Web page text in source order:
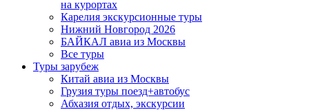
на курортах
Карелия экскурсионные туры
Нижний Новгород 2026
БАЙКАЛ авиа из Москвы
Все туры
Туры зарубеж
Китай авиа из Москвы
Грузия туры поезд+автобус
Абхазия отдых, экскурсии